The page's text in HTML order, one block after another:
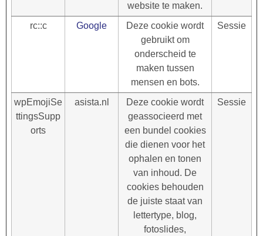
website te maken.
rc::c Google
Deze cookie wordt
gebruikt om
onderscheid te
maken tussen
mensen en bots.
Sessie
wpEmojiSe
ttingsSupp
orts
asista.nl
Deze cookie wordt
geassocieerd met
een bundel cookies
die dienen voor het
ophalen en tonen
van inhoud. De
cookies behouden
de juiste staat van
lettertype, blog,
fotoslides,
Sessie